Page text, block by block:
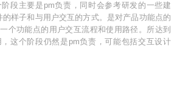
段主要是pm负责，同时会参考研发的一些建
样子和与用户交互的方式。是对产品功能点的
个功能点的用户交互流程和使用路径。所达到
这个阶段仍然是pm负责，可能包括交互设计